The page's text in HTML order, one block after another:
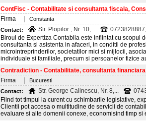
ContFisc - Contabilitate si consultanta fiscala,
Firma
Constanta
Contact:
Str. Plopilor , Nr. 10,...
Biroul de Expertiza Contabila este infiintat cu scopul
consultanta si asistenta in afaceri, in conditii de
microintreprinderilor, societatilor mici si mijlocii,
individuale si familiale, precum si persoanelor fizice
Contradiction - Contabilitate, consultanta
Firma
Bucuresti
Contact:
Str. George Calinescu, Nr. 8,...
Fiind tot timpul la curent cu schimbarile legislative,
Clientii pot accesa o multitudine de servicii de
evaluare si alte domenii conexe, economisind timp si